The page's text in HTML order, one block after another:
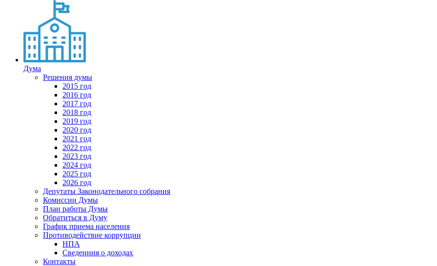
Дума
Решения думы
2015 год
2016 год
2017 год
2018 год
2019 год
2020 год
2021 год
2022 год
2023 год
2024 год
2025 год
2026 год
Депутаты Законодательного собрания
Комиссии Думы
План работы Думы
Обратиться в Думу
График приема населения
Противодействие коррупции
НПА
Сведенния о доходах
Контакты